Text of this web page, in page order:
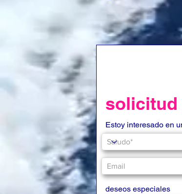
solicitud
Estoy interesado en
deseos especiales